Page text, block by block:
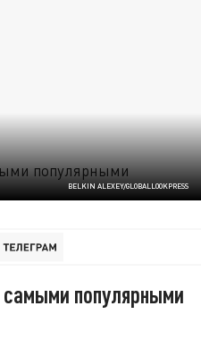
BELKIN ALEXEY/GLOBALLOOKPRESS
самыми популярными